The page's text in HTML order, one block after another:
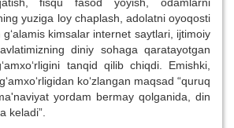
yuziga loy chaplash, adolatni oyoqosti
g‘alamis kimsalar internet saytlari, ijtimoiy
diniy sohaga qaratayotgan
tanqid qilib chiqdi. Emishki,
ko‘zlangan maqsad “quruq
yordam bermay qolganida, din
keladi”.